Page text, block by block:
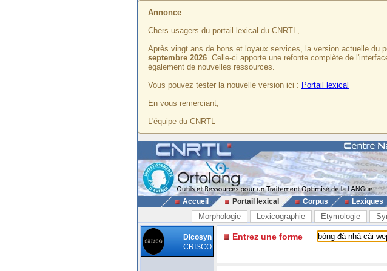
Annonce
Chers usagers du portail lexical du CNRTL,
Après vingt ans de bons et loyaux services, la version actuelle du
septembre 2026. Celle-ci apporte une refonte complète de
également de nouvelles ressources.
Vous pouvez tester la nouvelle version ici : Portail lexical
En vous remerciant,
L'équipe du CNRTL
Accueil Portail lexical Corpus Lexiques
Morphologie Lexicographie Etymologie
Dicosyn
CRISCO
Entrez une forme